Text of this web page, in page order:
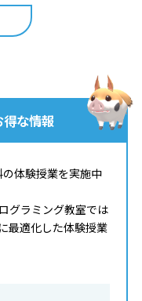
な情報
体験授業を実施中
グラミング教室では
最適化した体験授業